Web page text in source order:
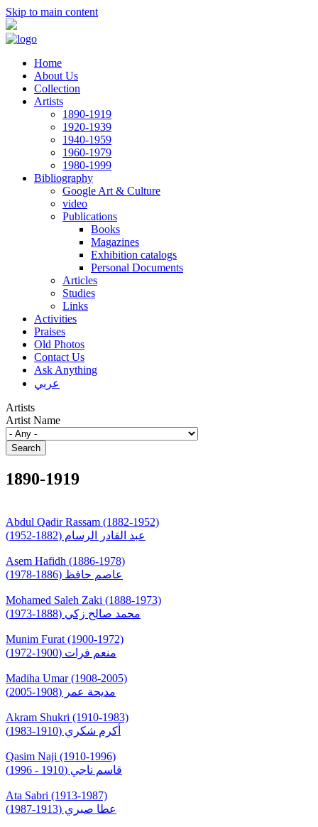
Skip to main content
Home
About Us
Collection
Artists
1890-1919
1920-1939
1940-1959
1960-1979
1980-1999
Bibliography
Google Art & Culture
video
Publications
Books
Magazines
Exhibition catalogs
Personal Documents
Articles
Studies
Links
Activities
Praises
Old Photos
Contact Us
Ask Anything
عربي
Artists
Artist Name
1890-1919
Abdul Qadir Rassam (1882-1952)
عبد القادر الرسام (1882-1952)
Asem Hafidh (1886-1978)
عاصم حافظ (1886-1978)
Mohamed Saleh Zaki (1888-1973)
محمد صالح زكي (1888-1973)
Munim Furat (1900-1972)
منعم فرات (1900-1972)
Madiha Umar (1908-2005)
مديحة عمر (1908-2005)
Akram Shukri (1910-1983)
أكرم شكري (1910-1983)
Qasim Naji (1910-1996)
قاسم ناجي (1910 - 1996)
Ata Sabri (1913-1987)
عطا صبري (1913-1987)